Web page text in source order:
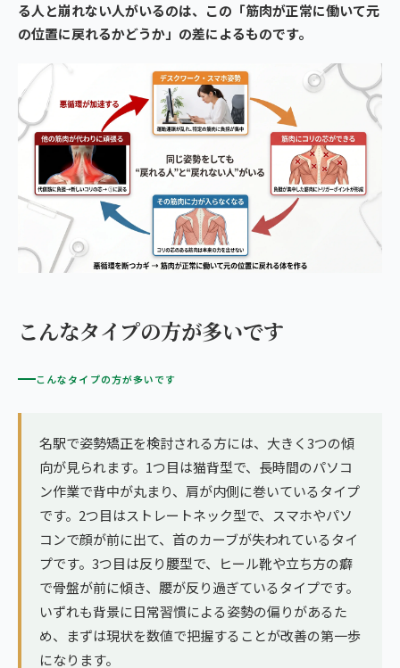
る人と崩れない人がいるのは、この「筋肉が正常に働いて元
の位置に戻れるかどうか」の差によるものです。
こんなタイプの方が多いです
こんなタイプの方が多いです
名駅で姿勢矯正を検討される方には、大きく3つの傾
向が見られます。1つ目は猫背型で、長時間のパソコ
ン作業で背中が丸まり、肩が内側に巻いているタイプ
です。2つ目はストレートネック型で、スマホやパソ
コンで顔が前に出て、首のカーブが失われているタイ
プです。3つ目は反り腰型で、ヒール靴や立ち方の癖
で骨盤が前に傾き、腰が反り過ぎているタイプです。
いずれも背景に日常習慣による姿勢の偏りがあるた
め、まずは現状を数値で把握することが改善の第一歩
になります。